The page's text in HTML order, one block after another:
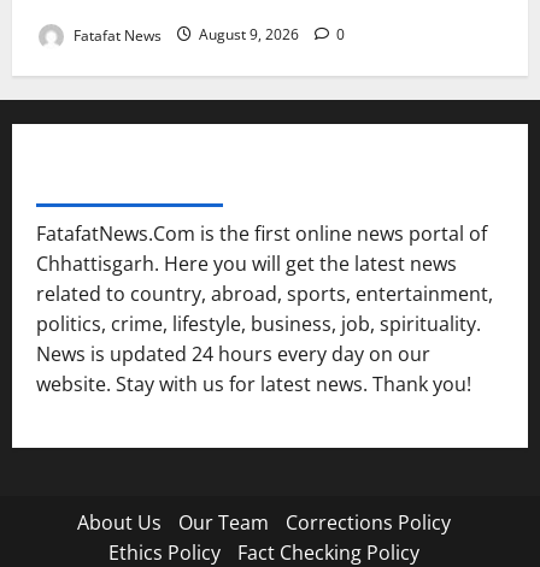
Fatafat News August 9, 2026 0
FatafatNews.Com is the first online news portal of
Chhattisgarh. Here you will get the latest news
related to country, abroad, sports, entertainment,
politics, crime, lifestyle, business, job, spirituality.
News is updated 24 hours every day on our
website. Stay with us for latest news. Thank you!
About Us Our Team
Corrections Policy
Ethics Policy
Fact Checking Policy